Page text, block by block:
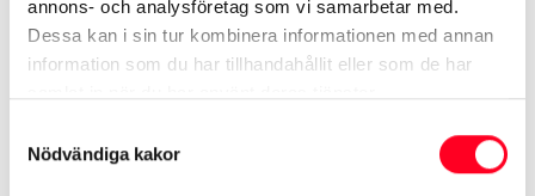
annons- och analysföretag som vi samarbetar med.
Dessa kan i sin tur kombinera informationen med annan
information som du har tillhandahållit eller som de har
Nödvändiga kakor
Nya Land Cruiser har en ny, mer modern och ännu
terrängprestanda!